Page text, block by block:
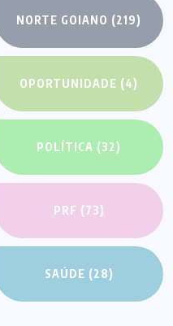
NORTE GOIANO (219)
OPORTUNIDADE (4)
POLÍTICA (32)
PRF (73)
SAÚDE (28)